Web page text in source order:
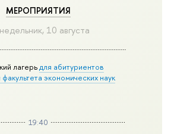
МЕРОПРИЯТИЯ
10 августа
лагерьдля абитуриентов
экономических наук
19:40